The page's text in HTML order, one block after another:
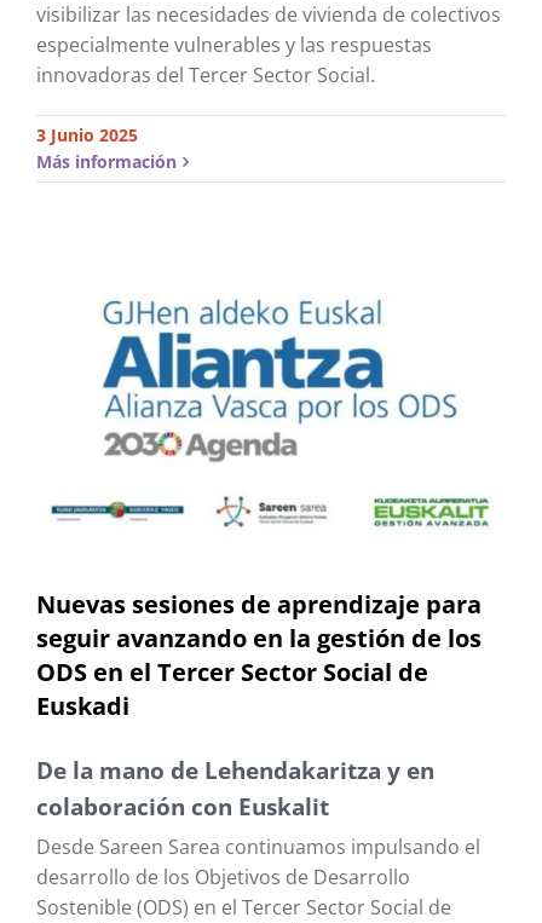
visibilizar las necesidades de vivienda de colectivos
especialmente vulnerables y las respuestas
innovadoras del Tercer Sector Social.
3 Junio 2025
Más información
Nuevas sesiones de aprendizaje para
seguir avanzando en la gestión de los
ODS en el Tercer Sector Social de
Euskadi
De la mano de Lehendakaritza y en
colaboración con Euskalit
Desde Sareen Sarea continuamos impulsando el
desarrollo de los Objetivos de Desarrollo
Sostenible (ODS) en el Tercer Sector Social de